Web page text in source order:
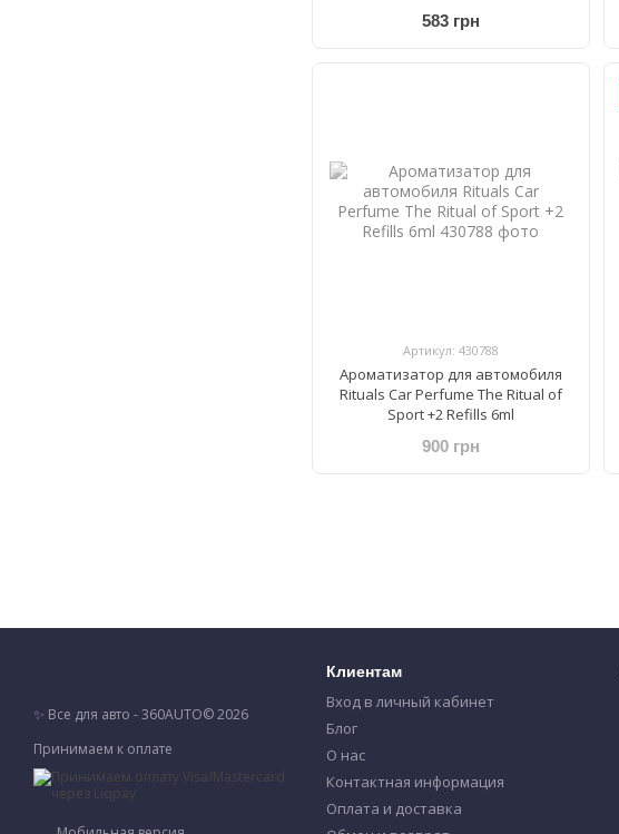
583 грн
Артикул: 430788
Ароматизатор для автомобиля
Rituals Car Perfume The Ritual of
Sport +2 Refills 6ml
900 грн
✨ Все для авто - 360AUTO© 2026
Принимаем к оплате
Клиентам
Вход в личный кабинет
Блог
О нас
Контактная информация
Оплата и доставка